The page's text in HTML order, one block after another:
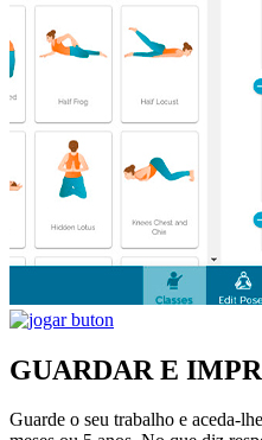
GUARDAR E
Guarde o seu trabalho e aceda-